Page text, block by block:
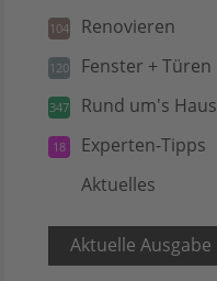
104 Renovieren
120 Fenster + Türen
347 Rund um's Haus
18 Experten-Tipps
Aktuelles
Aktuelle Ausgabe